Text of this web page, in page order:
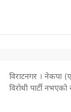
विराटनगर । नेकपा
विरोधी पार्टी